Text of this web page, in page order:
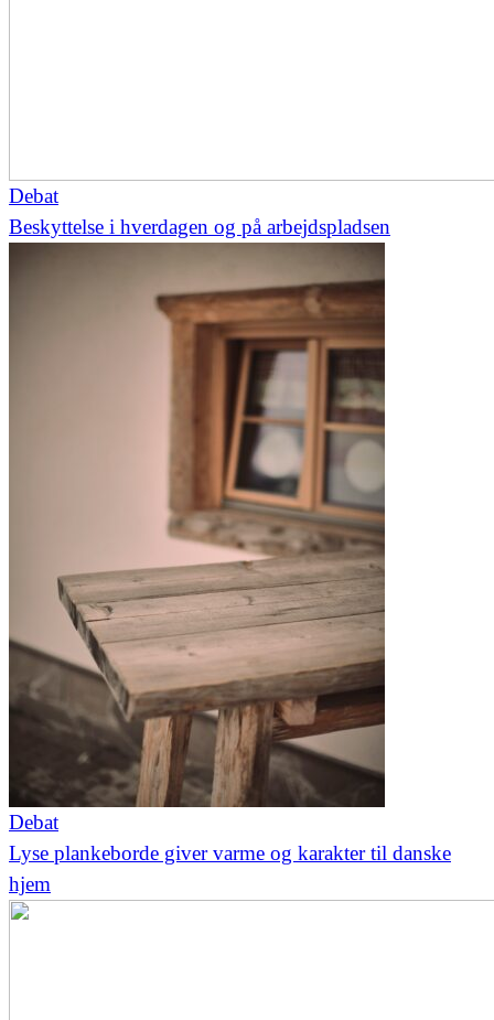
Debat
Beskyttelse i hverdagen og på arbejdspladsen
Debat
Lyse plankeborde giver varme og karakter til danske
hjem